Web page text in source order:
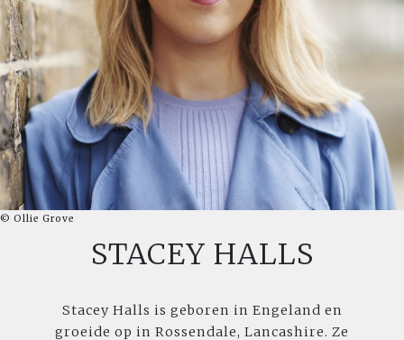
© Ollie Grove
STACEY HALLS
Stacey Halls is geboren in Engeland en
groeide op in Rossendale, Lancashire. Ze